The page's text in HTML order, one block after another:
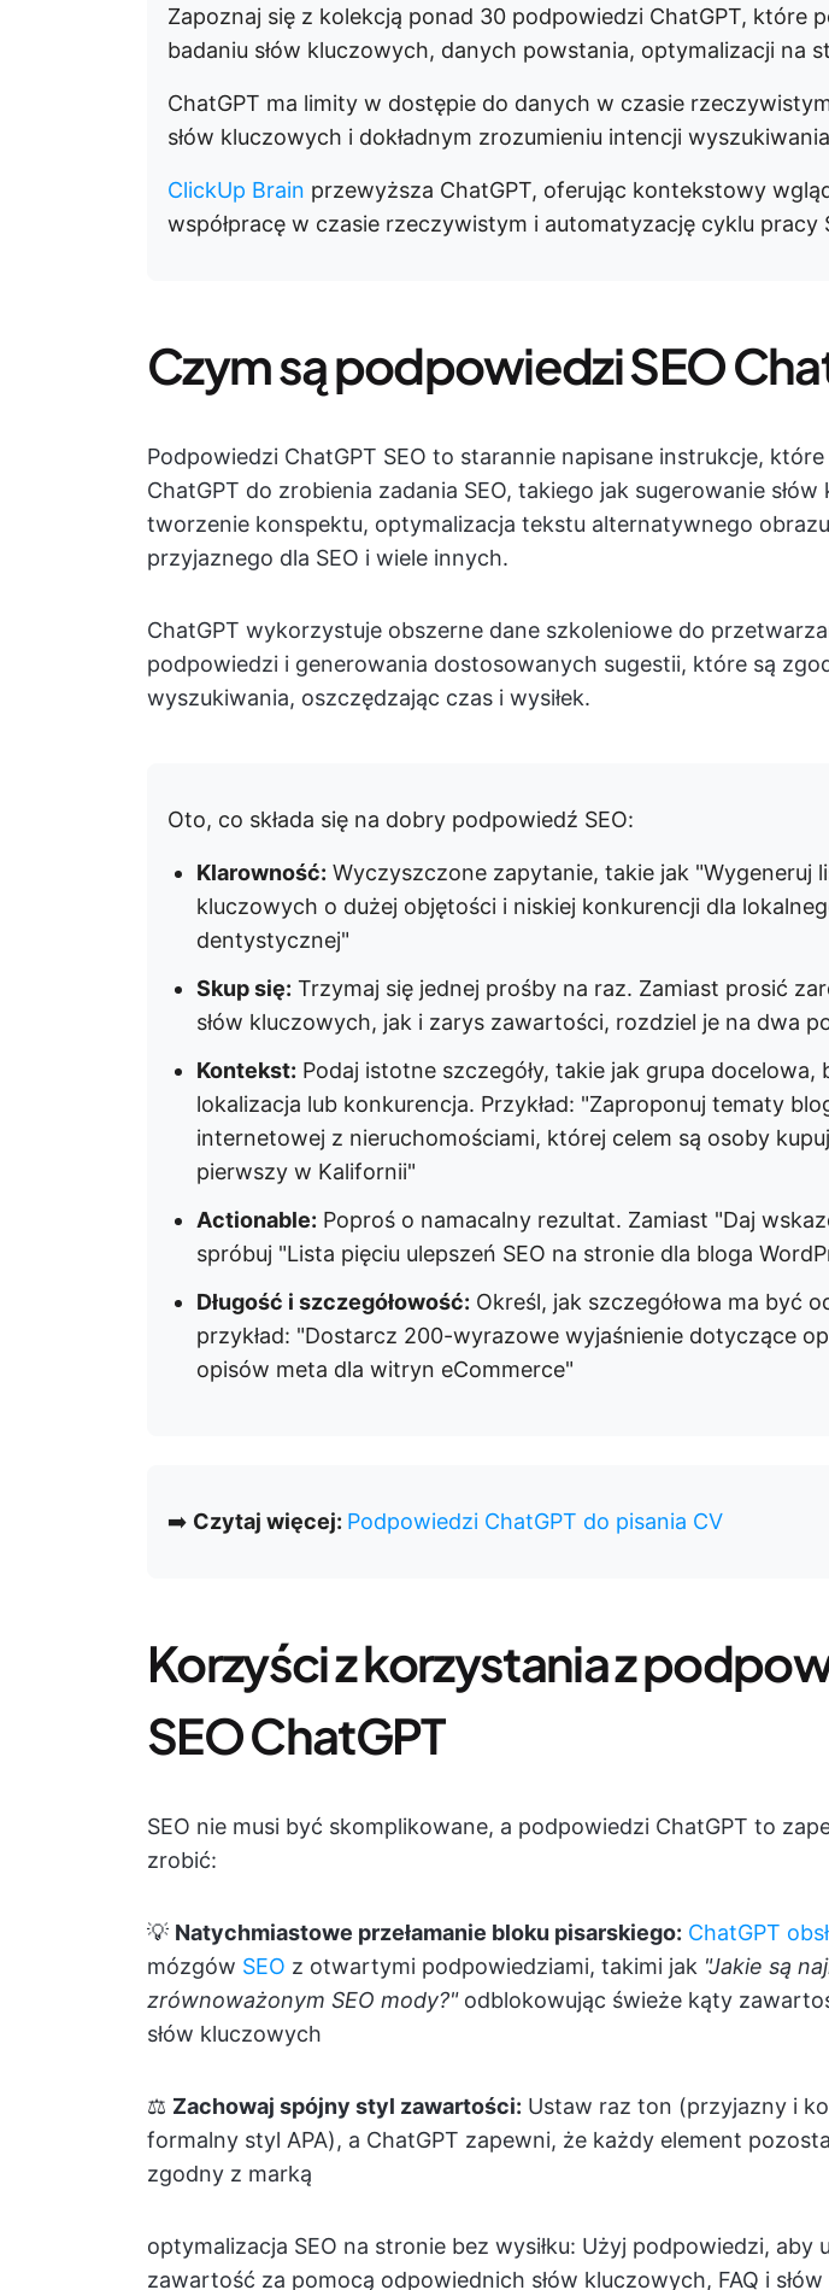
Zapoznaj się z kolekcją ponad 30 podpowiedzi ChatGPT, które
badaniu słów kluczowych, danych powstania, optymalizacji na
ChatGPT ma limity w dostępie do danych w czasie
słów kluczowych i dokładnym zrozumieniu intencji wyszukiwania
ClickUp Brain przewyższa ChatGPT, oferując kontekstowy
współpracę w czasie rzeczywistym i automatyzację cyklu pracy
Czym są podpowiedzi SEO
Podpowiedzi ChatGPT SEO to starannie napisane instrukcje,
ChatGPT do zrobienia zadania SEO, takiego jak sugerowanie
tworzenie konspektu, optymalizacja tekstu alternatywnego
przyjaznego dla SEO i wiele innych.
ChatGPT wykorzystuje obszerne dane szkoleniowe do
podpowiedzi i generowania dostosowanych sugestii, które są
wyszukiwania, oszczędzając czas i wysiłek.
Oto, co składa się na dobry podpowiedź SEO:
Klarowność: Wyczyszczone zapytanie, takie jak "Wygeneruj
kluczowych o dużej objętości i niskiej konkurencji dla
dentystycznej"
Skup się: Trzymaj się jednej prośby na raz. Zamiast prosić
słów kluczowych, jak i zarys zawartości, rozdziel je na dwa
Kontekst: Podaj istotne szczegóły, takie jak grupa docelowa,
lokalizacja lub konkurencja. Przykład: "Zaproponuj tematy
internetowej z nieruchomościami, której celem są osoby
pierwszy w Kalifornii"
Actionable: Poproś o namacalny rezultat. Zamiast "Daj
spróbuj "Lista pięciu ulepszeń SEO na stronie dla bloga
Długość i szczegółowość: Określ, jak szczegółowa ma być
przykład: "Dostarcz 200-wyrazowe wyjaśnienie dotyczące
opisów meta dla witryn eCommerce"
➡️ Czytaj więcej: Podpowiedzi ChatGPT do pisania CV
Korzyści z korzystania z
SEO ChatGPT
SEO nie musi być skomplikowane, a podpowiedzi ChatGPT to
zrobić:
💡 Natychmiastowe przełamanie bloku pisarskiego: ChatGPT
mózgów SEO z otwartymi podpowiedziami, takimi jak "Jakie są
zrównoważonym SEO mody?" odblokowując świeże kąty
słów kluczowych
⚖️ Zachowaj spójny styl zawartości: Ustaw raz ton (przyjazny i
formalny styl APA), a ChatGPT zapewni, że każdy element
zgodny z marką
optymalizacja SEO na stronie bez wysiłku: Użyj podpowiedzi, aby
zawartość za pomocą odpowiednich słów kluczowych, FAQ i